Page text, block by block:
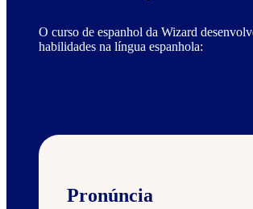
O curso de espanhol da Wizard
habilidades na língua espanhola:
Pronúncia